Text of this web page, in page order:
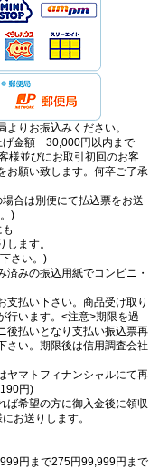
りお振込みください。
げ金額 30,000円以内まで
並びにお取引初回のお客
お願い致します。何卒ご了承
合は別便にて払込票をお送
)
ます。
さい。)
みの振込用紙でコンビニ・
払い下さい。商品受け取り
行います。<注意>期限を過
後払いとなり支払い振込票再
さい。期限後は信用調査会社
ヤマトフィナンシャルにて再
円)
希望の方に御入金後に領収
お送りします。
円まで275円99,999円まで